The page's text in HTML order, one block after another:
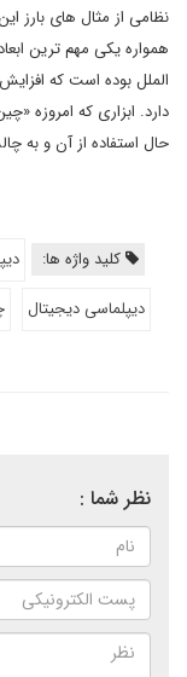
نظامی از مثال های بارز
همواره یکی مهم ترین
الملل بوده است که
دارد. ابزاری که امروزه
حال استفاده از آن و به
کلید واژه ها:
دیپلماسی دیجیتال
نظر شما :